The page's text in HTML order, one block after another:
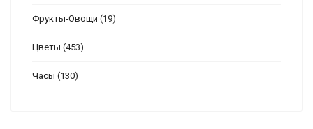
Фрукты-Овощи (19)
Цветы (453)
Часы (130)